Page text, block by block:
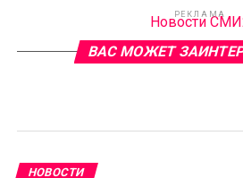
РЕКЛАМА
Новости
ВАС МОЖЕТ
НОВОСТИ